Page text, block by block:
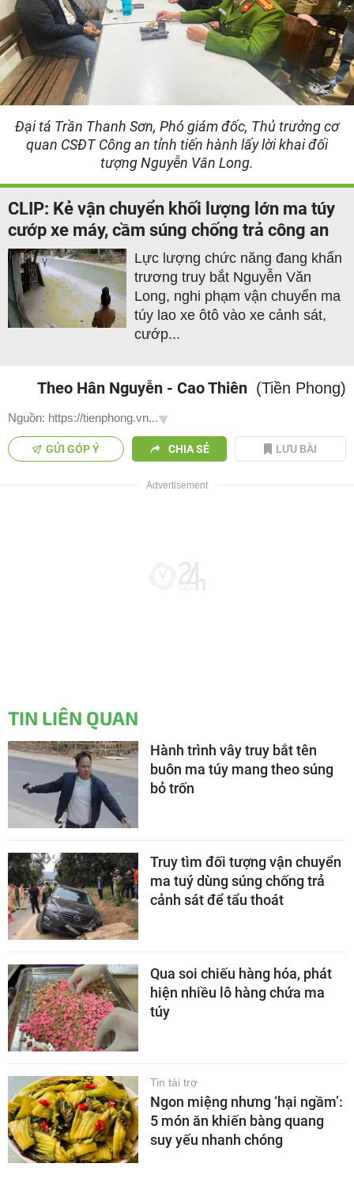
Đại tá Trần Thanh Sơn, Phó giám đốc, Thủ trưởng cơ
quan CSĐT Công an tỉnh tiến hành lấy lời khai đối
tượng Nguyễn Văn Long.
CLIP: Kẻ vận chuyển khối lượng lớn ma túy
cướp xe máy, cầm súng chống trả công an
Lực lượng chức năng đang khẩn
trương truy bắt Nguyễn Văn
Long, nghi phạm vận chuyển ma
túy lao xe ôtô vào xe cảnh sát,
cướp...
Theo Hân Nguyễn - Cao Thiên (Tiền Phong)
Nguồn: https://tienphong.vn...
GỬI GÓP Ý CHIA SẺ LƯU BÀI
TIN LIÊN QUAN
Hành trình vây truy bắt tên
buôn ma túy mang theo súng
bỏ trốn
Truy tìm đối tượng vận chuyển
ma tuý dùng súng chống trả
cảnh sát để tẩu thoát
Qua soi chiếu hàng hóa, phát
hiện nhiều lô hàng chứa ma
túy
Tin tài trợ
Ngon miệng nhưng ‘hại ngầm’:
5 món ăn khiến bàng quang
suy yếu nhanh chóng